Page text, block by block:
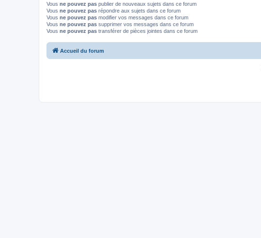
Vous ne pouvez pas publier de nouveaux sujets dans ce forum
Vous ne pouvez pas répondre aux sujets dans ce forum
Vous ne pouvez pas modifier vos messages dans ce forum
Vous ne pouvez pas supprimer vos messages dans ce forum
Vous ne pouvez pas transférer de pièces jointes dans ce forum
Accueil du forum